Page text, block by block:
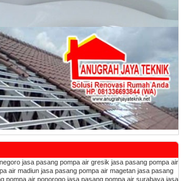
jasa pasang pompa air gresik jasa pasang pompa air
air madiun jasa pasang pompa air magetan jasa pasang
pompa air ponorogo jasa pasang pompa air surabaya jasa